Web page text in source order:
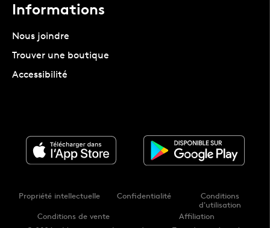
Informations
Nous joindre
Trouver une boutique
Accessibilité
Propriété intellectuelle Confidentialité
Conditions
d'utilisation
Conditions de vente
Affiliation